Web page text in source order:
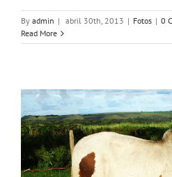
By admin | abril 30th, 2013 | Fotos | 0
Read More